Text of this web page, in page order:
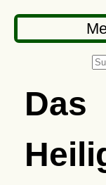
Das